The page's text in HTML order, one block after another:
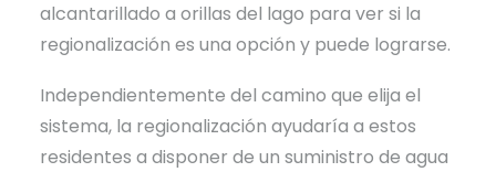
alcantarillado a orillas del lago para ver si la
regionalización es una opción y puede lograrse.
Independientemente del camino que elija el
sistema, la regionalización ayudaría a estos
residentes a disponer de un suministro de agua